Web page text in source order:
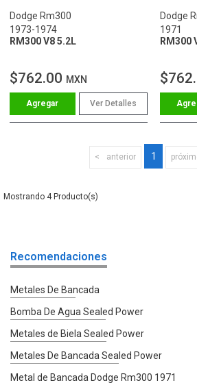
Dodge Rm300
1973-1974
RM300 V8 5.2L
$762.00 MXN
Ver Detalles
Dodge
1971
RM300
anterior 1
4
Recomendaciones
Metales De Bancada
Bomba De Agua Sealed Power
Metales de Biela Sealed Power
Metales De Bancada Sealed Power
Metal de Bancada Dodge Rm300 1971